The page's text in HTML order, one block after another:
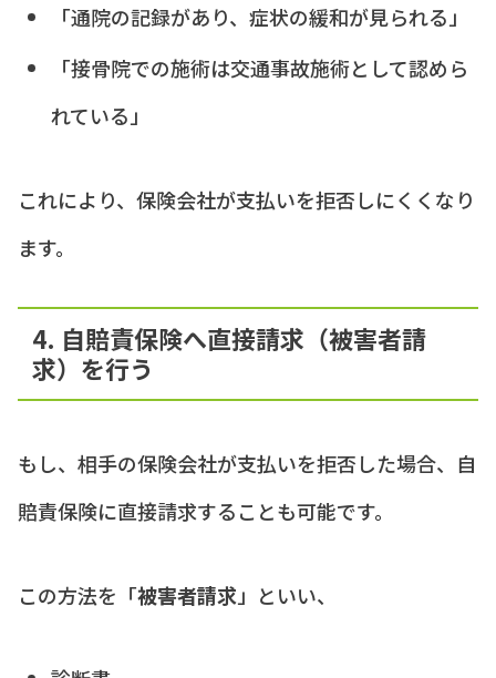
「通院の記録があり、症状の緩和が見られる」
「接骨院での施術は交通事故施術として認めら
れている」
これにより、保険会社が支払いを拒否しにくくなり
ます。
4. 自賠責保険へ直接請求（被害者請
求）を行う
もし、相手の保険会社が支払いを拒否した場合、自
賠責保険に直接請求することも可能です。
この方法を「被害者請求」といい、